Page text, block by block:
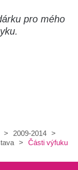
pro mého
> 2009-2014
>
> Části výfuku